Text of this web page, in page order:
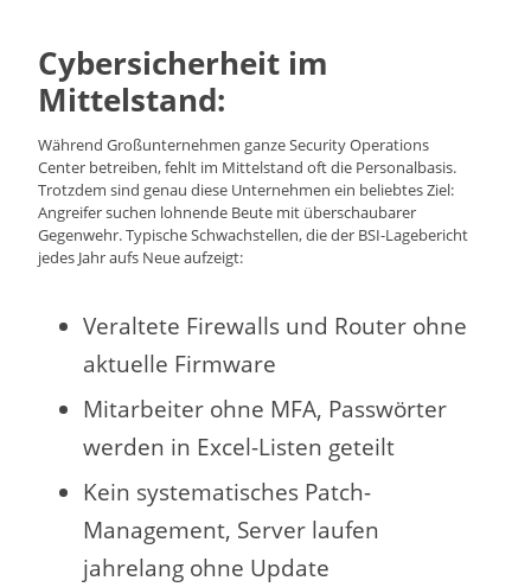
Cybersicherheit im
Mittelstand:
Während Großunternehmen ganze Security Operations
Center betreiben, fehlt im Mittelstand oft die Personalbasis.
Trotzdem sind genau diese Unternehmen ein beliebtes Ziel:
Angreifer suchen lohnende Beute mit überschaubarer
Gegenwehr. Typische Schwachstellen, die der BSI-Lagebericht
jedes Jahr aufs Neue aufzeigt:
Veraltete Firewalls und Router ohne
aktuelle Firmware
Mitarbeiter ohne MFA, Passwörter
werden in Excel-Listen geteilt
Kein systematisches Patch-
Management, Server laufen
jahrelang ohne Update